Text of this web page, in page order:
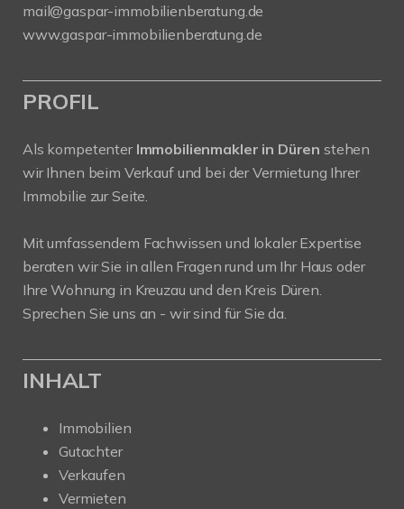
mail@gaspar-immobilienberatung.de
www.gaspar-immobilienberatung.de
PROFIL
Als kompetenter Immobilienmakler in Düren stehen
wir Ihnen beim Verkauf und bei der Vermietung Ihrer
Immobilie zur Seite.
Mit umfassendem Fachwissen und lokaler Expertise
beraten wir Sie in allen Fragen rund um Ihr Haus oder
Ihre Wohnung in Kreuzau und den Kreis Düren.
Sprechen Sie uns an - wir sind für Sie da.
INHALT
Immobilien
Gutachter
Verkaufen
Vermieten